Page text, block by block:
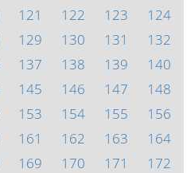
121 122 123
124
129 130 131
132
137 138 139
140
145 146 147
148
153 154 155
156
161 162 163
164
169 170 171
172